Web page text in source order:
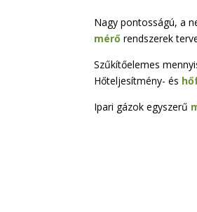
Nagy pontosságú, a
mérő rendszerek
Szűkítőelemes
Hőteljesítmény- és
Ipari gázok egyszerű